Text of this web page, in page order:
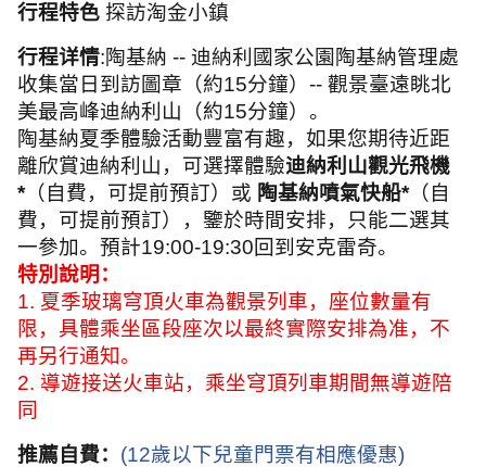
行程特色 探訪淘金小鎮
行程详情:陶基納 -- 迪納利國家公園陶基納管理處
收集當日到訪圖章（約15分鐘） -- 觀景臺遠眺北
美最高峰迪納利山（約15分鐘）。
陶基納夏季體驗活動豐富有趣，如果您期待近距
離欣賞迪納利山，可選擇體驗迪納利山觀光飛機
*（自費，可提前預訂）或 陶基納噴氣快船*（自
費，可提前預訂），鑒於時間安排，只能二選其
一參加。預計19:00-19:30回到安克雷奇。
特別說明：
1. 夏季玻璃穹頂火車為觀景列車，座位數量有
限，具體乘坐區段座次以最終實際安排為准，不
再另行通知。
2. 導遊接送火車站，乘坐穹頂列車期間無導遊陪
同
推薦自費： (12歲以下兒童門票有相應優惠)